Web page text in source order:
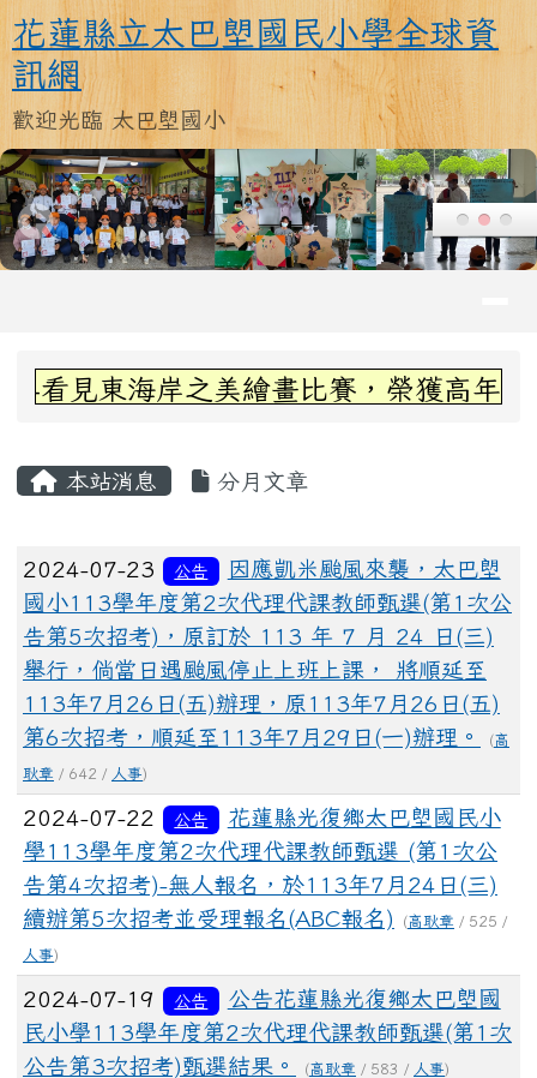
跳至主內容區
花蓮縣立太巴塱國民小學全球資訊
花蓮縣立太巴塱國民小學全球資
訊網
歡迎光臨 太巴塱國小
上中區域內容
東海岸之美繪畫比賽，榮獲高年級組第
本站消息 分月文章
文章列表
2024-07-23 公告
因應凱米颱風來襲，太巴塱
國小113學年度第2次代理代課教師甄選(第1次公
告第5次招考)，原訂於 113 年 7 月 24 日(三)
舉行，倘當日遇颱風停止上班上課， 將順延至
113年7月26日(五)辦理，原113年7月26日(五)
第6次招考，順延至113年7月29日(一)辦理。
(高
耿章 / 642 / 人事)
2024-07-22 公告
花蓮縣光復鄉太巴塱國民小
學113學年度第2次代理代課教師甄選 (第1次公
告第4次招考)-無人報名，於113年7月24日(三)
續辦第5次招考並受理報名(ABC報名)
(高耿章 / 525 /
人事)
2024-07-19 公告
公告花蓮縣光復鄉太巴塱國
民小學113學年度第2次代理代課教師甄選(第1次
公告第3次招考)甄選結果。
(高耿章 / 583 / 人事)